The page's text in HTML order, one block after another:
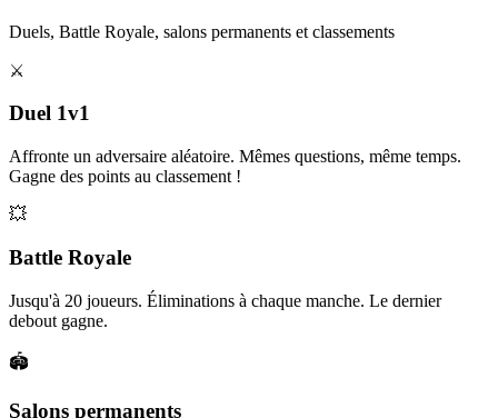
Duels, Battle Royale, salons permanents et classements
⚔️
Duel 1v1
Affronte un adversaire aléatoire. Mêmes questions, même temps.
Gagne des points au classement !
💥
Battle Royale
Jusqu'à 20 joueurs. Éliminations à chaque manche. Le dernier
debout gagne.
🏟️
Salons permanents